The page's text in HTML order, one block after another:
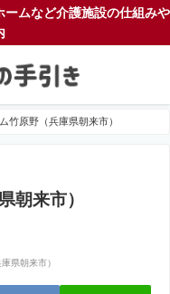
ムなど介護施設の仕組みや
竹原野（兵庫県朝来市）
朝来市）